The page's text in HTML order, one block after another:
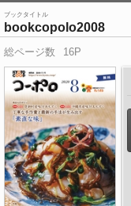
ブックタイトル
bookcopolo2008
総ページ数 16P